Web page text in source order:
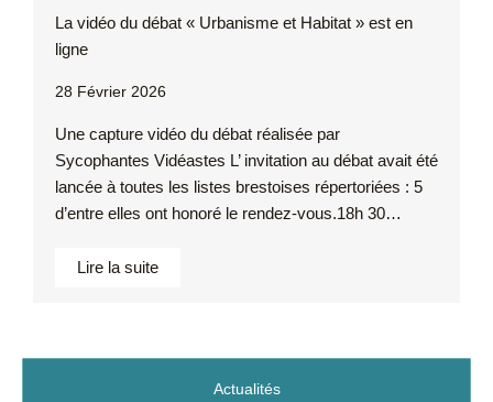
La vidéo du débat « Urbanisme et Habitat » est en
ligne
28 Février 2026
Une capture vidéo du débat réalisée par
Sycophantes Vidéastes L’ invitation au débat avait été
lancée à toutes les listes brestoises répertoriées : 5
d’entre elles ont honoré le rendez-vous.18h 30…
Lire la suite
Actualités